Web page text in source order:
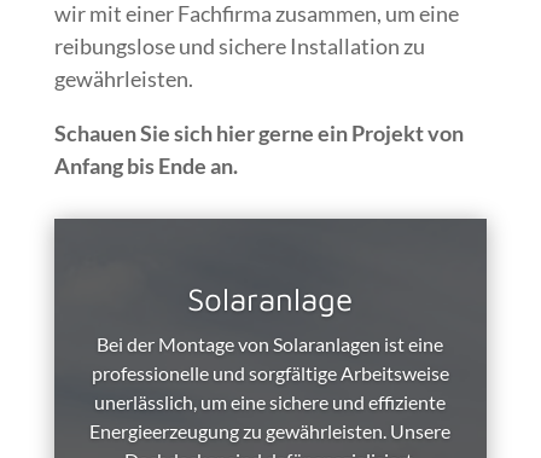
wir mit einer Fachfirma zusammen, um eine
reibungslose und sichere Installation zu
gewährleisten.
Schauen Sie sich hier gerne ein Projekt von
Anfang bis Ende an.
Solaranlage
Bei der Montage von Solaranlagen ist eine
professionelle und sorgfältige Arbeitsweise
unerlässlich, um eine sichere und effiziente
Energieerzeugung zu gewährleisten. Unsere